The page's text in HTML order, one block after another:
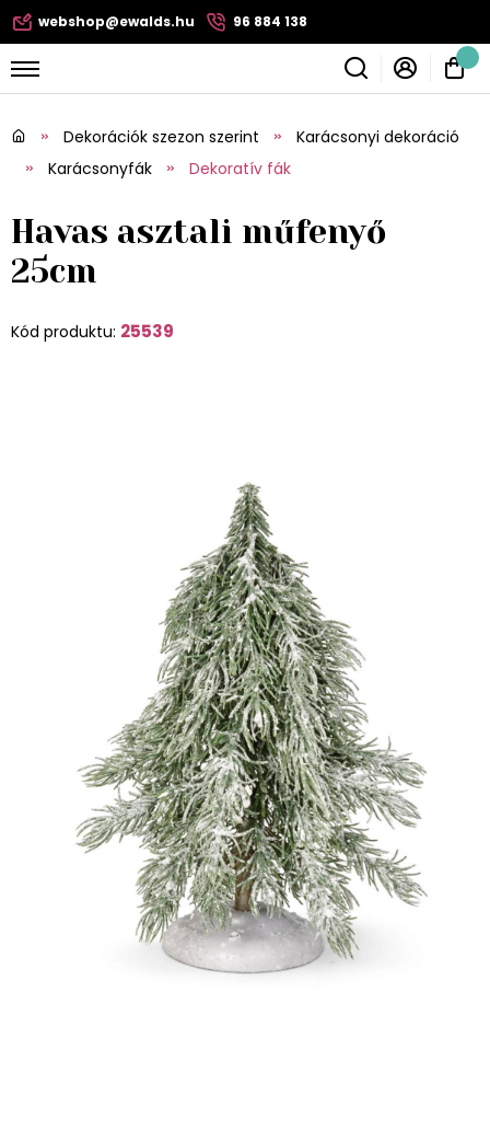
webshop@ewalds.hu 96 884 138
Dekorációk szezon szerint
Karácsonyi dekoráció
Karácsonyfák
Dekoratív fák
Havas asztali műfenyő
25cm
Kód produktu: 25539